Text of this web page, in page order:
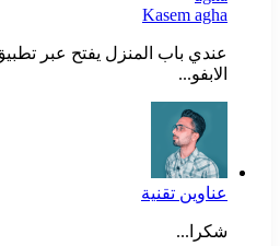
Kasem agha
عندي باب المنزل يفتح عبر
الابفو...
عناوين تقنية
شكرا...